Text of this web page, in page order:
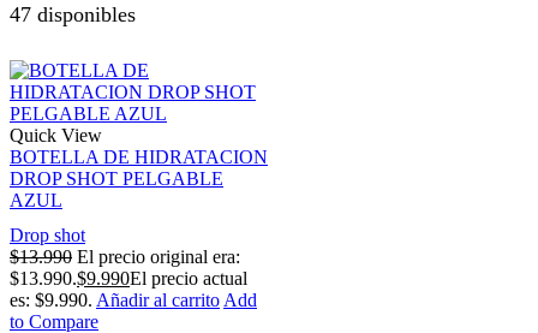
47 disponibles
Quick View
BOTELLA DE HIDRATACION
DROP SHOT PELGABLE
AZUL
Drop shot
$13.990 El precio original era:
$13.990.$9.990El precio actual
es: $9.990. Añadir al carrito Add
to Compare